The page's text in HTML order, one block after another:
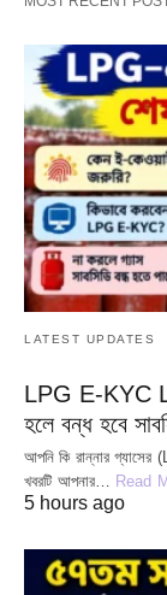
LATEST UPDATES
LPG E-KYC
হলে বন্ধ হবে
আপনি কি রান্নার গ্যাসের
খবরটি আপনার…
Read
5 hours ago